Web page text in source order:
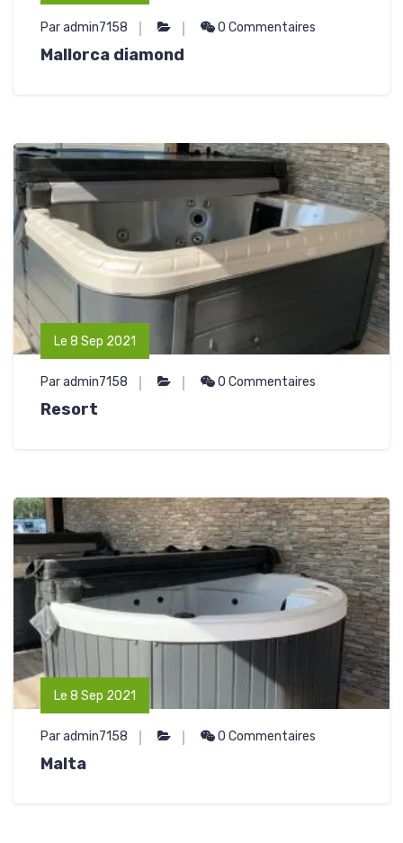
Par admin7158 0 Commentaires
Mallorca diamond
Le 8 Sep 2021
Par admin7158 0 Commentaires
Resort
Le 8 Sep 2021
Par admin7158 0 Commentaires
Malta